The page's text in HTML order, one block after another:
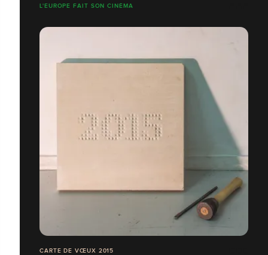
L'EUROPE FAIT SON CINÉMA
CARTE DE VŒUX 2015